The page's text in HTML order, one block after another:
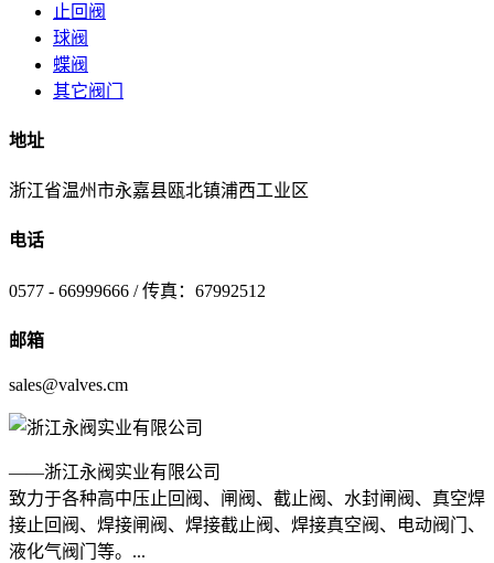
止回阀
球阀
蝶阀
其它阀门
地址
浙江省温州市永嘉县瓯北镇浦西工业区
电话
0577 - 66999666 / 传真：67992512
邮箱
sales@valves.cm
——浙江永阀实业有限公司
致力于各种高中压止回阀、闸阀、截止阀、水封闸阀、真空焊
接止回阀、焊接闸阀、焊接截止阀、焊接真空阀、电动阀门、
液化气阀门等。...